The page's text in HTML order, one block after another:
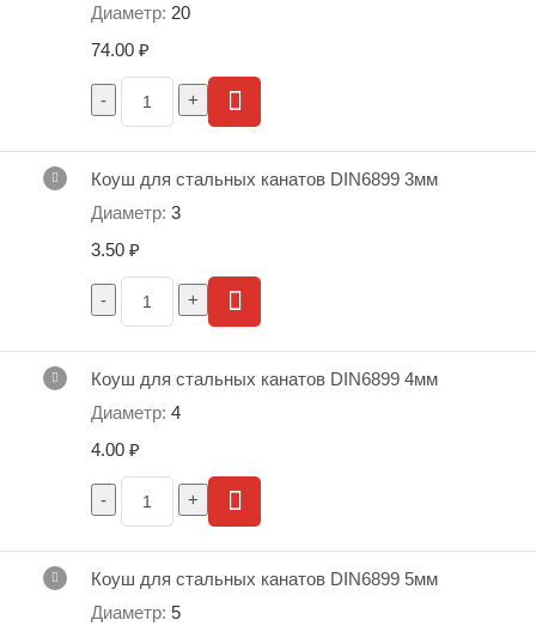
20
74.00 ₽
Коуш для стальных канатов DIN6899 3мм
3
3.50 ₽
Коуш для стальных канатов DIN6899 4мм
4
4.00 ₽
Коуш для стальных канатов DIN6899 5мм
5